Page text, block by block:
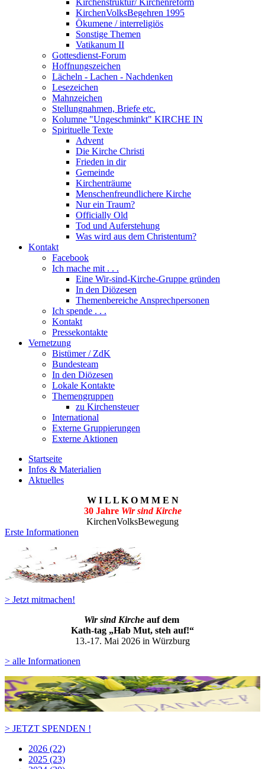
Kirchenstruktur/ Kirchenreform
KirchenVolksBegehren 1995
Ökumene / interreligiös
Sonstige Themen
Vatikanum II
Gottesdienst-Forum
Hoffnungszeichen
Lächeln - Lachen - Nachdenken
Lesezeichen
Mahnzeichen
Stellungnahmen, Briefe etc.
Kolumne "Ungeschminkt" KIRCHE IN
Spirituelle Texte
Advent
Die Kirche Christi
Frieden in dir
Gemeinde
Kirchenträume
Menschenfreundlichere Kirche
Nur ein Traum?
Officially Old
Tod und Auferstehung
Was wird aus dem Christentum?
Kontakt
Facebook
Ich mache mit . . .
Eine Wir-sind-Kirche-Gruppe gründen
In den Diözesen
Themenbereiche Ansprechpersonen
Ich spende . . .
Kontakt
Pressekontakte
Vernetzung
Bistümer / ZdK
Bundesteam
In den Diözesen
Lokale Kontakte
Themengruppen
zu Kirchensteuer
International
Externe Gruppierungen
Externe Aktionen
Startseite
Infos & Materialien
Aktuelles
W I L L K O M M E N
30 Jahre Wir sind Kirche
KirchenVolksBewegung
Erste Informationen
> Jetzt mitmachen!
Wir sind Kirche auf dem
Kath-tag „Hab Mut, steh auf!“
13.-17. Mai 2026 in Würzburg
> alle Informationen
> JETZT SPENDEN !
2026 (22)
2025 (23)